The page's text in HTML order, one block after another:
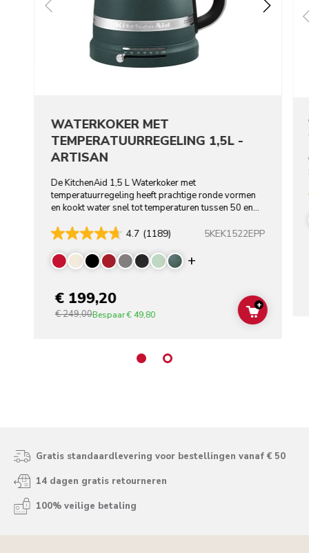
WATERKOKER MET
TEMPERATUURREGELING 1,5L -
ARTISAN
De KitchenAid 1,5 L Waterkoker met
temperatuurregeling heeft prachtige ronde vormen
en kookt water snel tot temperaturen tussen 50 en
4.7 (1189) 5KEK1522EPP
Display more
€ 199,20
€ 249,00Bespaar€ 49,80 ADD TO
+
Gratis standaardlevering voor bestellingen vanaf € 50
14 dagen gratis retourneren
100% veilige betaling